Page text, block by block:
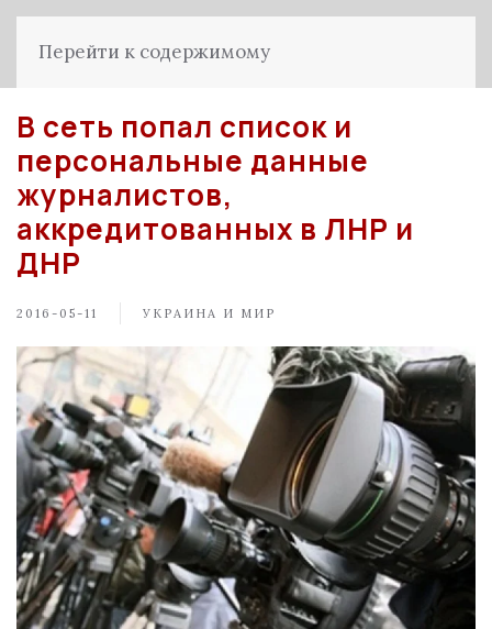
Перейти к содержимому
В сеть попал список и
персональные данные
журналистов,
аккредитованных в ЛНР и
ДНР
2016-05-11 УКРАИНА И МИР